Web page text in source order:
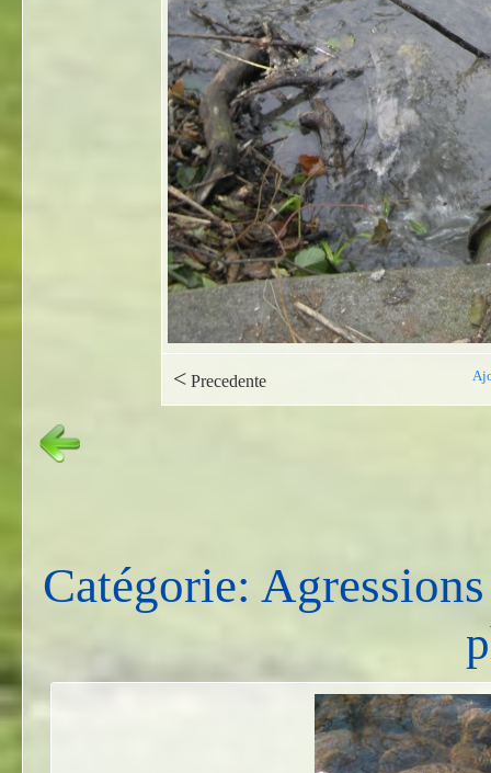
<Precedente
Catégorie: